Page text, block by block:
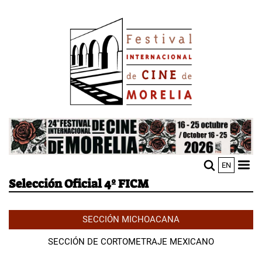
Image
EN
menu
Selección Oficial 4º FICM
SECCIÓN MICHOACANA
SECCIÓN DE CORTOMETRAJE MEXICANO